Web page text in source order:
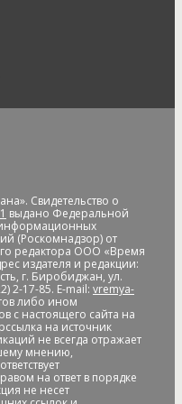
комиссия
архив
банкротство
батутБедность
безналичные платежи
Безопасные и
белкабензинБеринг
Бессмертные дела
бешенство
бизнес-
Бирария
2
Свидетельство о
выдано Федеральной
информационных
(Роскомнадзор) от
редактора ООО «Время
издателя и редакции:
г. Биробиджан, ул.
2-17-85. E-mail: vremya-
либо ином
с настоящего сайта на
на источник
не всегда отражает
мнению,
на ответ в порядке
не несет